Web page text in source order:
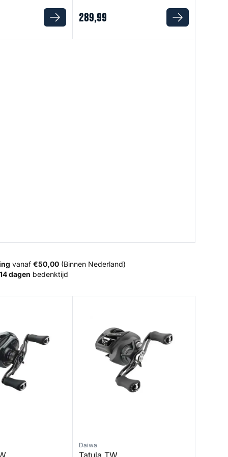
289,99
vanaf €50,00(Binnen Nederland)
14 dagen bedenktijd
Daiwa
Tatula TW